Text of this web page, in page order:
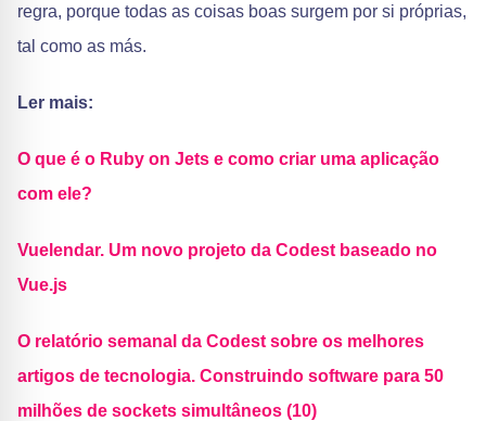
regra, porque todas as coisas boas surgem por si próprias,
tal como as más.
Ler mais:
O que é o Ruby on Jets e como criar uma aplicação
com ele?
Vuelendar. Um novo projeto da Codest baseado no
Vue.js
O relatório semanal da Codest sobre os melhores
artigos de tecnologia. Construindo software para 50
milhões de sockets simultâneos (10)